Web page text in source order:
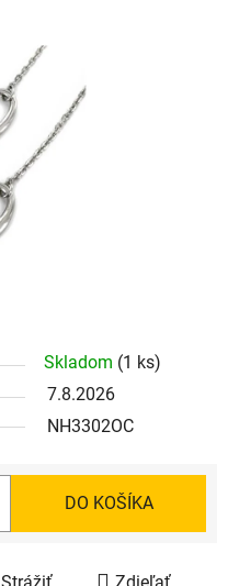
Skladom (1 ks)
7.8.2026
NH3302OC
DO KOŠÍKA
Strážiť Zdieľať